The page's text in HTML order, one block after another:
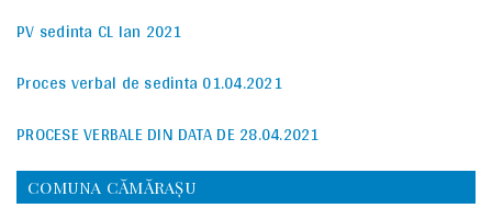
PV sedinta CL Ian 2021
Proces verbal de sedinta 01.04.2021
PROCESE VERBALE DIN DATA DE 28.04.2021
PROCESE VERBALE DIN DATA DE 08.04.2021
COMUNA CĂMĂRAȘU